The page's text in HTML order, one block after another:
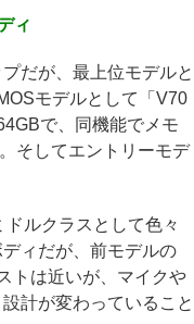
ィ
だが、最上位モデルと
モデルとして「V70
で、同機能でメモ
そしてエントリーモデ
ルクラスとして色々
ィだが、前モデルの
トは近いが、マイクや
計が変わっていること